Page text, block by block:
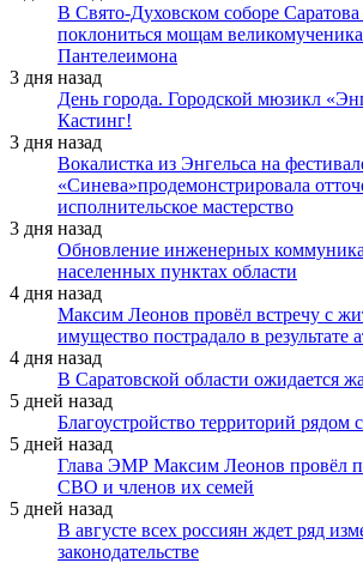
В Свято-Духовском соборе
поклониться мощам
Пантелеимона
3 дня назад
День города. Городской мюзикл
Кастинг!
3 дня назад
Вокалистка из Энгельса на
«Синева»продемонстрировала
исполнительское мастерство
3 дня назад
Обновление инженерных
населенных пунктах области
4 дня назад
Максим Леонов провёл встречу с
имущество пострадало в
4 дня назад
В Саратовской области ожидается
5 дней назад
Благоустройство территорий рядом
5 дней назад
Глава ЭМР Максим Леонов провёл
СВО и членов их семей
5 дней назад
В августе всех россиян ждет ряд
законодательстве